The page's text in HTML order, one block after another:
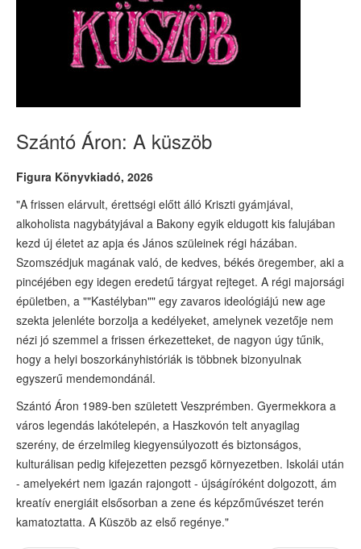
Szántó Áron: A küszöb
Figura Könyvkiadó, 2026
"A frissen elárvult, érettségi előtt álló Kriszti gyámjával,
alkoholista nagybátyjával a Bakony egyik eldugott kis falujában
kezd új életet az apja és János szüleinek régi házában.
Szomszédjuk magának való, de kedves, békés öregember, aki a
pincéjében egy idegen eredetű tárgyat rejteget. A régi majorsági
épületben, a ""Kastélyban"" egy zavaros ideológiájú new age
szekta jelenléte borzolja a kedélyeket, amelynek vezetője nem
nézi jó szemmel a frissen érkezetteket, de nagyon úgy tűnik,
hogy a helyi boszorkányhistóriák is többnek bizonyulnak
egyszerű mendemondánál.
Szántó Áron 1989-ben született Veszprémben. Gyermekkora a
város legendás lakótelepén, a Haszkovón telt anyagilag
szerény, de érzelmileg kiegyensúlyozott és biztonságos,
kulturálisan pedig kifejezetten pezsgő környezetben. Iskolái után
- amelyekért nem igazán rajongott - újságíróként dolgozott, ám
kreatív energiáit elsősorban a zene és képzőművészet terén
kamatoztatta. A Küszöb az első regénye."